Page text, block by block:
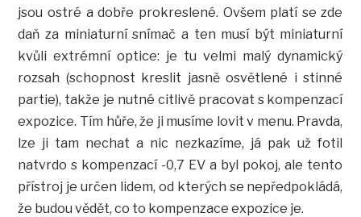
jsou ostré a dobře prokreslené. Ovšem platí se zde
daň za miniaturní snímač a ten musí být miniaturní
kvůli extrémní optice: je tu velmi malý dynamický
rozsah (schopnost kreslit jasně osvětlené i stinné
partie), takže je nutné citlivě pracovat s kompenzací
expozice. Tím hůře, že ji musíme lovit v menu. Pravda,
lze ji tam nechat a nic nezkazíme, já pak už fotil
natvrdo s kompenzací -0,7 EV a byl pokoj, ale tento
přístroj je určen lidem, od kterých se nepředpokládá,
že budou vědět, co to kompenzace expozice je.